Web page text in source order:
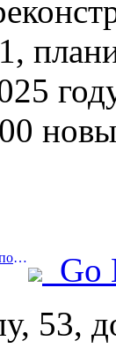
Prev:Ведущие отраслевые инновации, повышение здорового потребления, Китайская гостиничная ассоциация совместно с Xilinmen, чтобы помочь индустрии гостиничного сна выйти на путь высококачественного развития
Go
53,